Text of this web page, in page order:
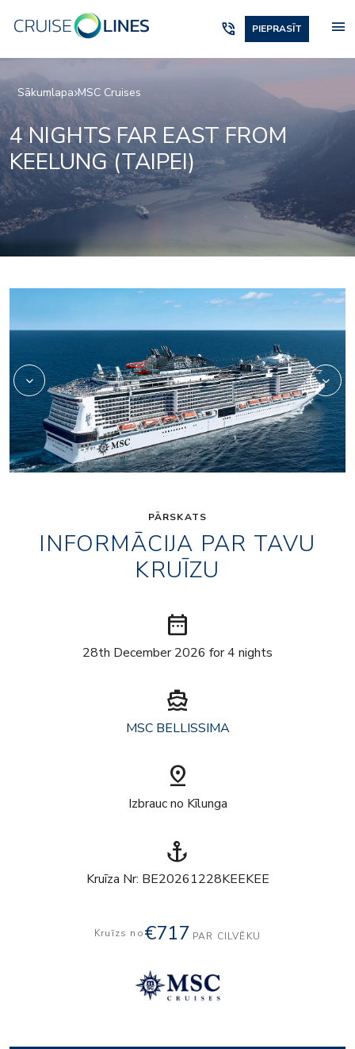
phone_in_talk PIEPRASĪT menu
Sākumlapa MSC Cruises
4 NIGHTS FAR EAST FROM
KEELUNG (TAIPEI)
carousel
PĀRSKATS
INFORMĀCIJA PAR TAVU
KRUĪZU
date_range
28th December 2026 for 4 nights
directions_boat
MSC BELLISSIMA
pin_drop
Izbrauc no Kīlunga
anchor
Kruīza Nr: BE20261228KEEKEE
Kruīzs no€717 PAR CILVĒKU